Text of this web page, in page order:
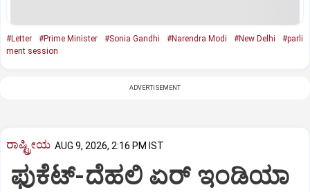
#Letter #Prime Minister #Sonia Gandhi #Narendra Modi #New Delhi
#parli
ment session
ADVERTISEMENT
ರಾಷ್ಟ್ರೀಯ AUG 9, 2026, 2:16 PM IST
ಫುಕೆಟ್‌-ದೆಹಲಿ ಏರ್‌ ಇಂಡಿಯಾ